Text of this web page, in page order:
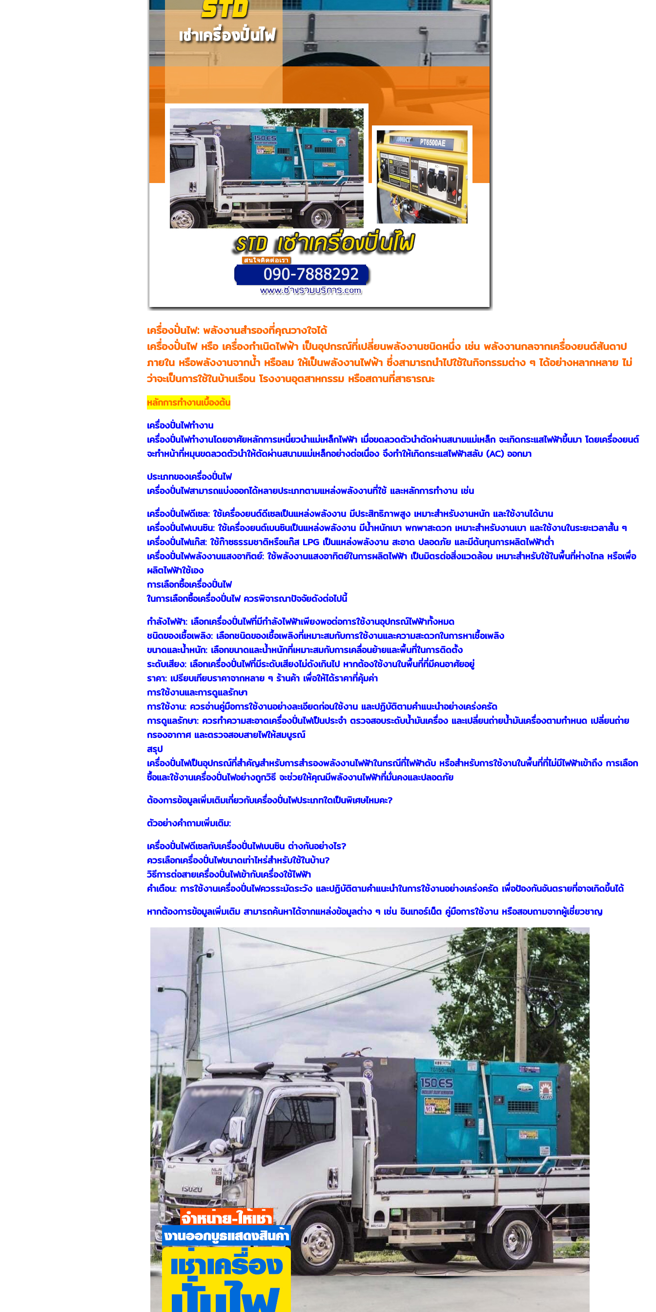
เครื่องปั่นไฟ: พลังงานสำรองที่คุณวางใจได้
เครื่องปั่นไฟ หรือ เครื่องกำเนิดไฟฟ้า เป็นอุปกรณ์ที่เปลี่ยนพลังงานชนิดหนึ่ง เช่น พลังงานกลจากเครื่องยนต์สันดาป
ภายใน หรือพลังงานจากน้ำ หรือลม ให้เป็นพลังงานไฟฟ้า ซึ่งสามารถนำไปใช้ในกิจกรรมต่าง ๆ ได้อย่างหลากหลาย ไม่
ว่าจะเป็นการใช้ในบ้านเรือน โรงงานอุตสาหกรรม หรือสถานที่สาธารณะ
หลักการทำงานเบื้องต้น
เครื่องปั่นไฟทำงาน
เครื่องปั่นไฟทำงานโดยอาศัยหลักการเหนี่ยวนำแม่เหล็กไฟฟ้า เมื่อขดลวดตัวนำตัดผ่านสนามแม่เหล็ก จะเกิดกระแสไฟฟ้าขึ้นมา โดยเครื่องยนต์
จะทำหน้าที่หมุนขดลวดตัวนำให้ตัดผ่านสนามแม่เหล็กอย่างต่อเนื่อง จึงทำให้เกิดกระแสไฟฟ้าสลับ (AC) ออกมา
ประเภทของเครื่องปั่นไฟ
เครื่องปั่นไฟสามารถแบ่งออกได้หลายประเภทตามแหล่งพลังงานที่ใช้ และหลักการทำงาน เช่น
เครื่องปั่นไฟดีเซล: ใช้เครื่องยนต์ดีเซลเป็นแหล่งพลังงาน มีประสิทธิภาพสูง เหมาะสำหรับงานหนัก และใช้งานได้นาน
เครื่องปั่นไฟเบนซิน: ใช้เครื่องยนต์เบนซินเป็นแหล่งพลังงาน มีน้ำหนักเบา พกพาสะดวก เหมาะสำหรับงานเบา และใช้งานในระยะเวลาสั้น ๆ
เครื่องปั่นไฟแก๊ส: ใช้ก๊าซธรรมชาติหรือแก๊ส LPG เป็นแหล่งพลังงาน สะอาด ปลอดภัย และมีต้นทุนการผลิตไฟฟ้าต่ำ
เครื่องปั่นไฟพลังงานแสงอาทิตย์: ใช้พลังงานแสงอาทิตย์ในการผลิตไฟฟ้า เป็นมิตรต่อสิ่งแวดล้อม เหมาะสำหรับใช้ในพื้นที่ห่างไกล หรือเพื่อ
ผลิตไฟฟ้าใช้เอง
การเลือกซื้อเครื่องปั่นไฟ
ในการเลือกซื้อเครื่องปั่นไฟ ควรพิจารณาปัจจัยดังต่อไปนี้
กำลังไฟฟ้า: เลือกเครื่องปั่นไฟที่มีกำลังไฟฟ้าเพียงพอต่อการใช้งานอุปกรณ์ไฟฟ้าทั้งหมด
ชนิดของเชื้อเพลิง: เลือกชนิดของเชื้อเพลิงที่เหมาะสมกับการใช้งานและความสะดวกในการหาเชื้อเพลิง
ขนาดและน้ำหนัก: เลือกขนาดและน้ำหนักที่เหมาะสมกับการเคลื่อนย้ายและพื้นที่ในการติดตั้ง
ระดับเสียง: เลือกเครื่องปั่นไฟที่มีระดับเสียงไม่ดังเกินไป หากต้องใช้งานในพื้นที่ที่มีคนอาศัยอยู่
ราคา: เปรียบเทียบราคาจากหลาย ๆ ร้านค้า เพื่อให้ได้ราคาที่คุ้มค่า
การใช้งานและการดูแลรักษา
การใช้งาน: ควรอ่านคู่มือการใช้งานอย่างละเอียดก่อนใช้งาน และปฏิบัติตามคำแนะนำอย่างเคร่งครัด
การดูแลรักษา: ควรทำความสะอาดเครื่องปั่นไฟเป็นประจำ ตรวจสอบระดับน้ำมันเครื่อง และเปลี่ยนถ่ายน้ำมันเครื่องตามกำหนด เปลี่ยนถ่าย
กรองอากาศ และตรวจสอบสายไฟให้สมบูรณ์
สรุป
เครื่องปั่นไฟเป็นอุปกรณ์ที่สำคัญสำหรับการสำรองพลังงานไฟฟ้าในกรณีที่ไฟฟ้าดับ หรือสำหรับการใช้งานในพื้นที่ที่ไม่มีไฟฟ้าเข้าถึง การเลือก
ซื้อและใช้งานเครื่องปั่นไฟอย่างถูกวิธี จะช่วยให้คุณมีพลังงานไฟฟ้าที่มั่นคงและปลอดภัย
ต้องการข้อมูลเพิ่มเติมเกี่ยวกับเครื่องปั่นไฟประเภทใดเป็นพิเศษไหมคะ?
ตัวอย่างคำถามเพิ่มเติม:
เครื่องปั่นไฟดีเซลกับเครื่องปั่นไฟเบนซิน ต่างกันอย่างไร?
ควรเลือกเครื่องปั่นไฟขนาดเท่าไหร่สำหรับใช้ในบ้าน?
วิธีการต่อสายเครื่องปั่นไฟเข้ากับเครื่องใช้ไฟฟ้า
คำเตือน: การใช้งานเครื่องปั่นไฟควรระมัดระวัง และปฏิบัติตามคำแนะนำในการใช้งานอย่างเคร่งครัด เพื่อป้องกันอันตรายที่อาจเกิดขึ้นได้
หากต้องการข้อมูลเพิ่มเติม สามารถค้นหาได้จากแหล่งข้อมูลต่าง ๆ เช่น อินเทอร์เน็ต คู่มือการใช้งาน หรือสอบถามจากผู้เชี่ยวชาญ